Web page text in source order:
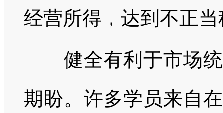
经营所得，达到不正
健全有利于市场统
期盼。许多学员来自